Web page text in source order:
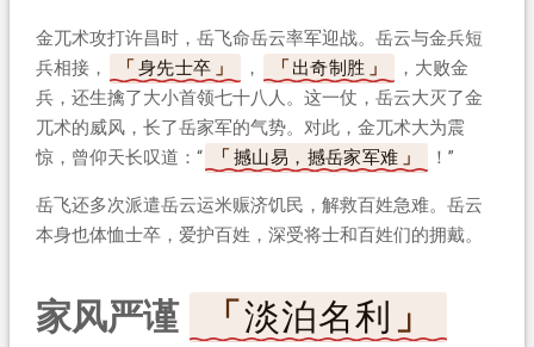
金兀术攻打许昌时，岳飞命岳云率军迎战。岳云与金兵短
兵相接，
身先士卒 ， 出奇制胜
，大败金
兵，还生擒了大小首领七十八人。这一仗，岳云大灭了金
兀术的威风，长了岳家军的气势。对此，金兀术大为震
惊，曾仰天长叹道：“
撼山易，撼岳家军难 ！”
岳飞还多次派遣岳云运米赈济饥民，解救百姓急难。岳云
本身也体恤士卒，爱护百姓，深受将士和百姓们的拥戴。
家风严谨 淡泊名利